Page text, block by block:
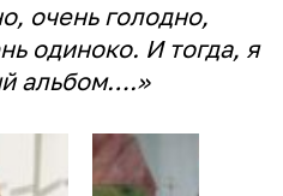
очень голодно,
одиноко. И тогда, я
альбом….»